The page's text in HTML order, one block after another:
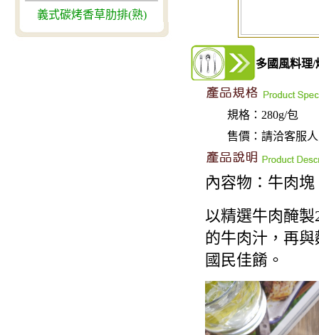
青醬牛柳
多國風料理/
規格：280g/包
售價：請洽客服人
內容物：牛肉
以精選牛肉醃
的牛肉汁，再
國民佳餚。